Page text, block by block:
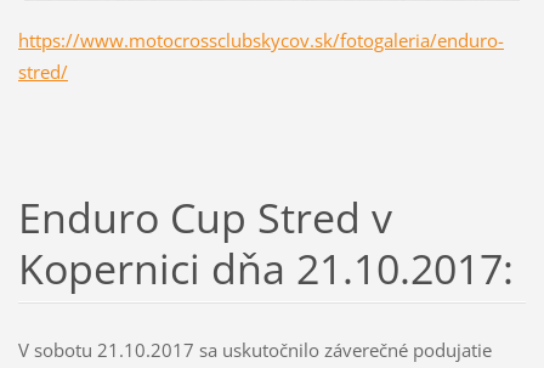
https://www.motocrossclubskycov.sk/fotogaleria/enduro-
stred/
Enduro Cup Stred v
Kopernici dňa 21.10.2017:
V sobotu 21.10.2017 sa uskutočnilo záverečné podujatie